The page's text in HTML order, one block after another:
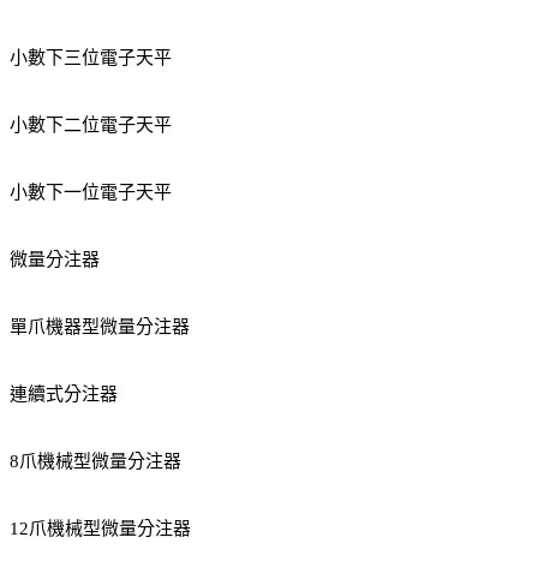
小數下三位電子天平
小數下二位電子天平
小數下一位電子天平
微量分注器
單爪機器型微量分注器
連續式分注器
8爪機械型微量分注器
12爪機械型微量分注器